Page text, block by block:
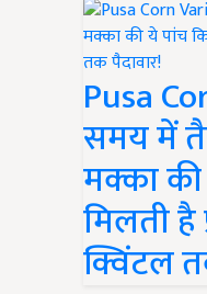
Pusa
समय में
मक्का
मिलती है
क्विंटल